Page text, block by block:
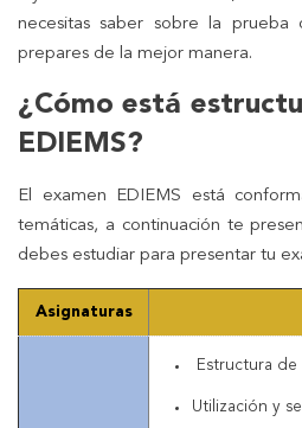
necesitas saber sobre la
prepares de la mejor manera.
¿Cómo está
EDIEMS?
El examen EDIEMS está
temáticas, a continuación te
debes estudiar para presentar tu
Asignaturas
Estructura
Utilización y